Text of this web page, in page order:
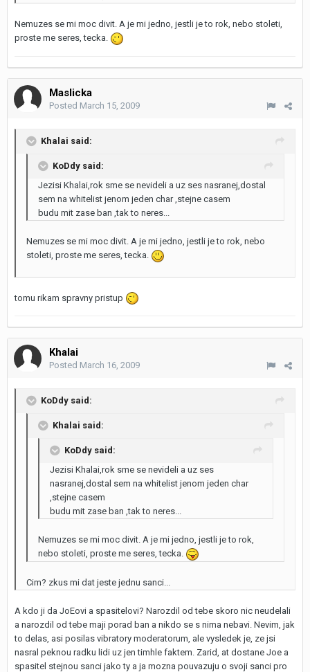
Nemuzes se mi moc divit. A je mi jedno, jestli je to rok, nebo stoleti,
proste me seres, tecka.
Maslicka
Posted March 15, 2009
Khalai said:
KoDdy said:
Jezisi Khalai,rok sme se nevideli a uz ses nasranej,dostal
sem na whitelist jenom jeden char ,stejne casem
budu mit zase ban ,tak to neres...
Nemuzes se mi moc divit. A je mi jedno, jestli je to rok, nebo
stoleti, proste me seres, tecka.
tomu rikam spravny pristup
Khalai
Posted March 16, 2009
KoDdy said:
Khalai said:
KoDdy said:
Jezisi Khalai,rok sme se nevideli a uz ses
nasranej,dostal sem na whitelist jenom jeden char
,stejne casem
budu mit zase ban ,tak to neres...
Nemuzes se mi moc divit. A je mi jedno, jestli je to rok,
nebo stoleti, proste me seres, tecka.
Cim? zkus mi dat jeste jednu sanci...
A kdo ji da JoEovi a spasitelovi? Narozdil od tebe skoro nic neudelali
a narozdil od tebe maji porad ban a nikdo se s nima nebavi. Nevim, jak
to delas, asi posilas vibratory moderatorum, ale vysledek je, ze jsi
nasral peknou radku lidi uz jen timhle faktem. Zarid, at dostane Joe a
spasitel stejnou sanci jako ty a ja mozna pouvazuju o svoji sanci pro